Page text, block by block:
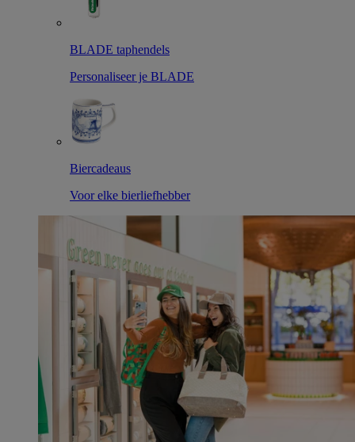
BLADE taphendels
Personaliseer je BLADE
Biercadeaus
Voor elke bierliefhebber